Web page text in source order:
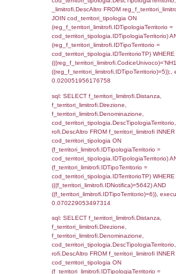
sql: SELECT
SEPARATOR '; ') AS
f_territori_limitrofi
executionMS:
sql: SELECT
f_territori_limitrofi